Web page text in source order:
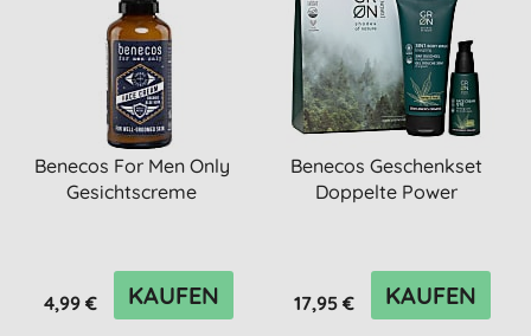
Benecos For Men Only
Gesichtscreme
4,99 € KAUFEN
Benecos Geschenkset
Doppelte Power
17,95 € KAUFEN